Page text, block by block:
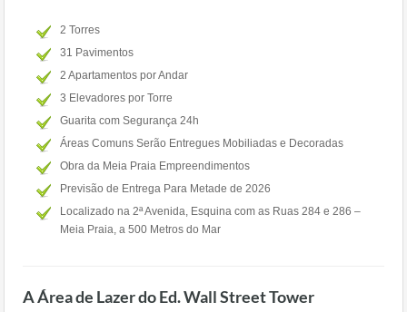
2 Torres
31 Pavimentos
2 Apartamentos por Andar
3 Elevadores por Torre
Guarita com Segurança 24h
Áreas Comuns Serão Entregues Mobiliadas e Decoradas
Obra da Meia Praia Empreendimentos
Previsão de Entrega Para Metade de 2026
Localizado na 2ª Avenida, Esquina com as Ruas 284 e 286 –
Meia Praia, a 500 Metros do Mar
A Área de Lazer do Ed. Wall Street Tower